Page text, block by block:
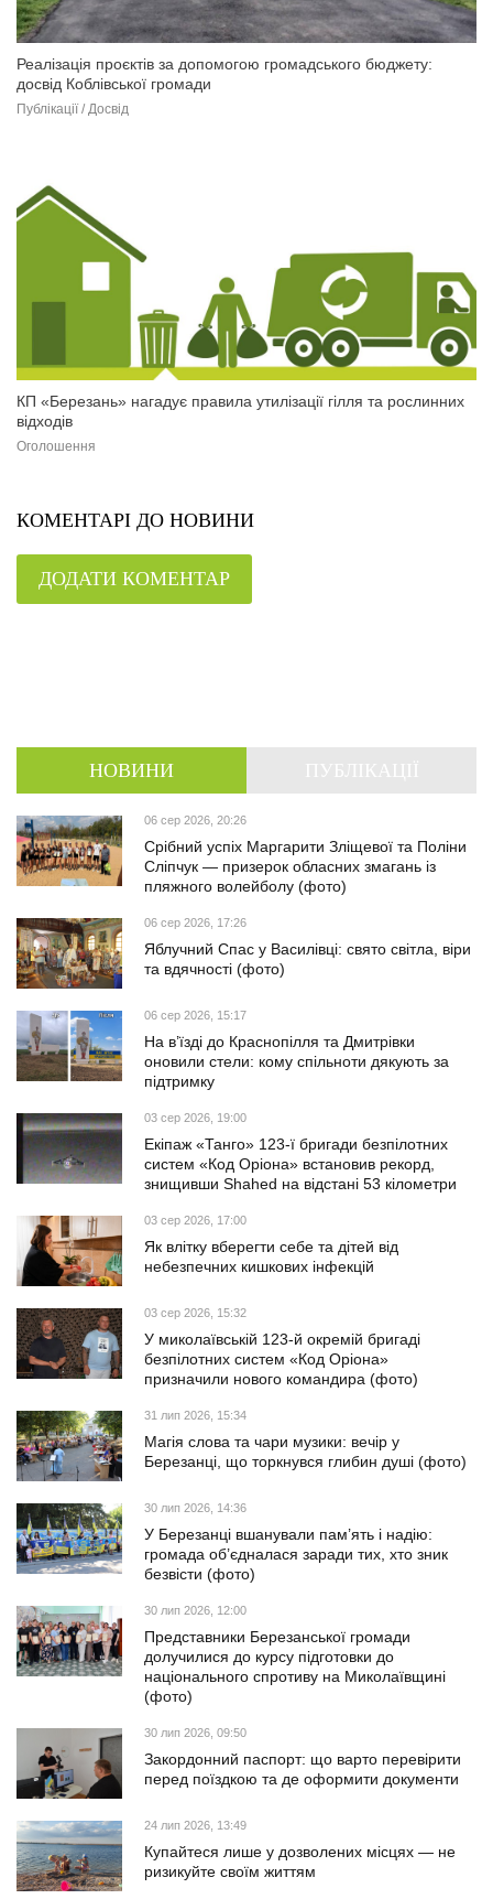
Реалізація проєктів за допомогою громадського бюджету:
досвід Коблівської громади
Публікації / Досвід
КП «Березань» нагадує правила утилізації гілля та рослинних
відходів
Оголошення
КОМЕНТАРІ ДО НОВИНИ
ДОДАТИ КОМЕНТАР
НОВИНИ
06 сер 2026, 20:26
Срібний успіх Маргарити Зліщевої та Поліни
Сліпчук — призерок обласних змагань із
пляжного волейболу (фото)
06 сер 2026, 17:26
Яблучний Спас у Василівці: свято світла, віри
та вдячності (фото)
06 сер 2026, 15:17
На в’їзді до Краснопілля та Дмитрівки
оновили стели: кому спільноти дякують за
підтримку
03 сер 2026, 19:00
Екіпаж «Танго» 123-ї бригади безпілотних
систем «Код Оріона» встановив рекорд,
знищивши Shahed на відстані 53 кілометри
03 сер 2026, 17:00
Як влітку вберегти себе та дітей від
небезпечних кишкових інфекцій
03 сер 2026, 15:32
У миколаївській 123-й окремій бригаді
безпілотних систем «Код Оріона»
призначили нового командира (фото)
31 лип 2026, 15:34
Магія слова та чари музики: вечір у
Березанці, що торкнувся глибин душі (фото)
30 лип 2026, 14:36
У Березанці вшанували пам’ять і надію:
громада об’єдналася заради тих, хто зник
безвісти (фото)
30 лип 2026, 12:00
Представники Березанської громади
долучилися до курсу підготовки до
національного спротиву на Миколаївщині
(фото)
30 лип 2026, 09:50
Закордонний паспорт: що варто перевірити
перед поїздкою та де оформити документи
24 лип 2026, 13:49
Купайтеся лише у дозволених місцях — не
ризикуйте своїм життям